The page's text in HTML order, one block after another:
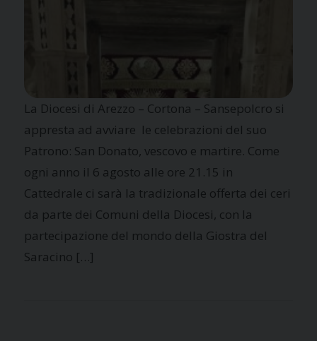
La Diocesi di Arezzo – Cortona – Sansepolcro si
appresta ad avviare le celebrazioni del suo
Patrono: San Donato, vescovo e martire. Come
ogni anno il 6 agosto alle ore 21.15 in
Cattedrale ci sarà la tradizionale offerta dei ceri
da parte dei Comuni della Diocesi, con la
partecipazione del mondo della Giostra del
Saracino […]